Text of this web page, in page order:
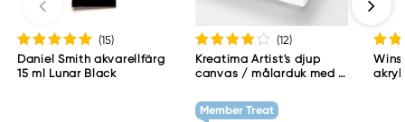
(15)
Daniel Smith akvarellfärg
15 ml Lunar Black
(12)
Kreatima Artist's djup
canvas / målarduk med 4
g/m²
Member Treat